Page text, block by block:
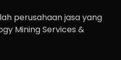
perusahaan jasa yang
Mining Services &